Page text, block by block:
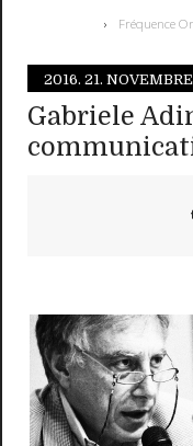
Fréquence
2016. 21. NOVEMBRE
Gabriele